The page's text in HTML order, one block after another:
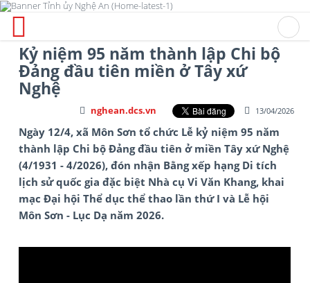
Kỷ niệm 95 năm thành lập Chi bộ
Đảng đầu tiên miền ở Tây xứ
Nghệ
13/04/2026
nghean.dcs.vn
Ngày 12/4, xã Môn Sơn tổ chức Lễ kỷ niệm 95 năm
thành lập Chi bộ Đảng đầu tiên ở miền Tây xứ Nghệ
(4/1931 - 4/2026), đón nhận Bằng xếp hạng Di tích
lịch sử quốc gia đặc biệt Nhà cụ Vi Văn Khang, khai
mạc Đại hội Thể dục thể thao lần thứ I và Lễ hội
Môn Sơn - Lục Dạ năm 2026.